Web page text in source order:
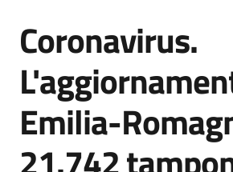
Risorse
Agenzia
di
Salta al contenuto
Coronavirus.
Emilia-